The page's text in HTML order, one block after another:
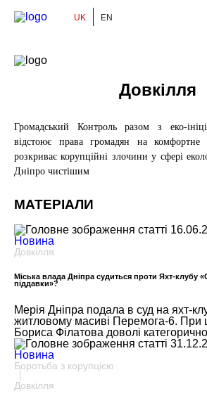
Громадський Контроль
UK EN
Довкілля
Громадський Контроль разом з еко-
відстоює права громадян на комфортне
розкриває корупційні злочини у сфері
Дніпро чистішим
МАТЕРІАЛИ
Новина
Довкілля
Міська влада Дніпра судиться проти Яхт-клубу
піддавки»?
Мерія Дніпра подала в суд на яхт-
житловому масиві Перемога-6. При
Бориса Філатова доволі
Новина
Боротьба з корупцією
Довкілля